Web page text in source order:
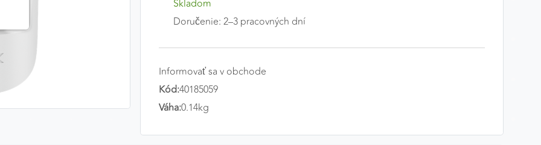
Skladom
Doručenie: 2–3 pracovných dní
Informovať sa v obchode
Kód:40185059
Váha:0.14kg